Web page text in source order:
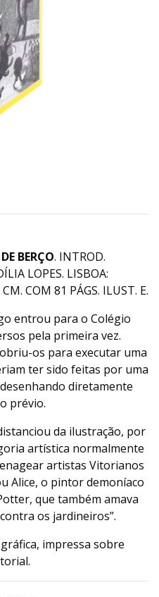
BERÇO. INTROD.
LOPES. LISBOA:
COM 81 PÁGS. ILUST. E.
entrou para o Colégio
pela primeira vez.
os para executar uma
ter sido feitas por uma
diretamente
prévio.
da ilustração, por
artística normalmente
artistas Vitorianos
Alice, o pintor demoníaco
que também amava
os jardineiros”.
impressa sobre